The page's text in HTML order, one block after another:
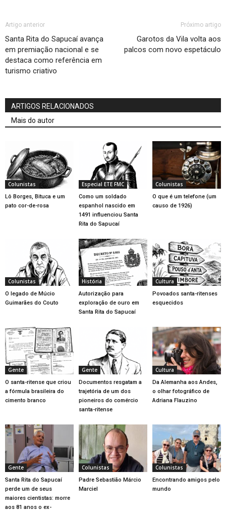
Artigo anterior
Santa Rita do Sapucaí avança
em premiação nacional e se
destaca como referência em
turismo criativo
Próximo artigo
Garotos da Vila volta aos
palcos com novo espetáculo
ARTIGOS RELACIONADOS
Mais do autor
Colunistas
Lô Borges, Bituca e um
pato cor-de-rosa
Especial ETE FMC
Como um soldado
espanhol nascido em
1491 influenciou Santa
Rita do Sapucaí
Colunistas
O que é um telefone (um
causo de 1926)
Colunistas
O legado de Múcio
Guimarães do Couto
História
Autorização para
exploração de ouro em
Santa Rita do Sapucaí
Cultura
Povoados santa-ritenses
esquecidos
Gente
O santa-ritense que criou
a fórmula brasileira do
cimento branco
Gente
Documentos resgatam a
trajetória de um dos
pioneiros do comércio
santa-ritense
Cultura
Da Alemanha aos Andes,
o olhar fotográfico de
Adriana Flauzino
Gente
Santa Rita do Sapucaí
perde um de seus
maiores cientistas: morre
aos 81 anos o ex-
Colunistas
Padre Sebastião Márcio
Marciel
Colunistas
Encontrando amigos pelo
mundo